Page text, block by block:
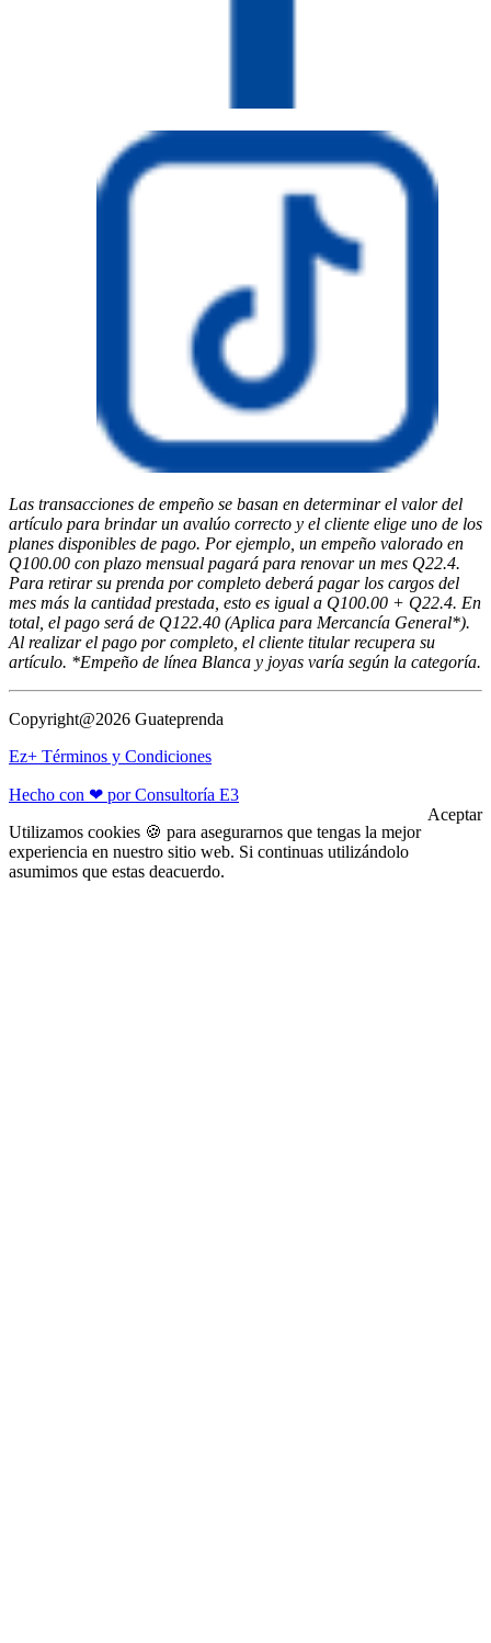
Las transacciones de empeño se basan en determinar el valor del
artículo para brindar un avalúo correcto y el cliente elige uno de los
planes disponibles de pago. Por ejemplo, un empeño valorado en
Q100.00 con plazo mensual pagará para renovar un mes Q22.4.
Para retirar su prenda por completo deberá pagar los cargos del
mes más la cantidad prestada, esto es igual a Q100.00 + Q22.4. En
total, el pago será de Q122.40 (Aplica para Mercancía General*).
Al realizar el pago por completo, el cliente titular recupera su
artículo. *Empeño de línea Blanca y joyas varía según la categoría.
Copyright@2026 Guateprenda
Ez+ Términos y Condiciones
Hecho con ❤ por Consultoría E3
Utilizamos cookies 🍪 para asegurarnos que tengas la mejor
experiencia en nuestro sitio web. Si continuas utilizándolo
asumimos que estas deacuerdo.
Aceptar